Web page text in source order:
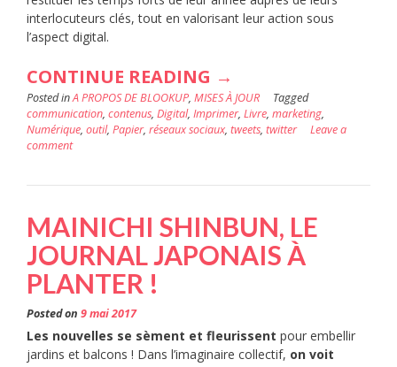
interlocuteurs clés, tout en valorisant leur action sous
l’aspect digital.
CONTINUE READING « IMPRIMEZ
VOTRE
COMMUNICATION
:
ET
LES
TWITTER,
→
Posted inA PROPOS DE BLOOKUP, MISES À JOUR
Tagged
communication, contenus, Digital, Imprimer, Livre, marketing,
Numérique, outil, Papier, réseaux sociaux, tweets, twitter
Leave a
comment
MAINICHI SHINBUN, LE
JOURNAL JAPONAIS À
PLANTER !
Posted on 9 mai 2017
Les nouvelles se sèment et fleurissent pour embellir
jardins et balcons ! Dans l’imaginaire collectif, on voit